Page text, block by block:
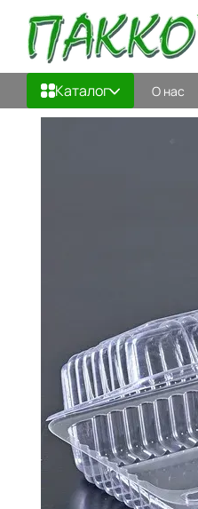
Перейти к основному контенту
Каталог О нас